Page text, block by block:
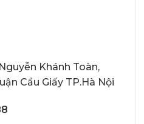
Khánh Toàn,
Cầu Giấy TP.Hà Nội